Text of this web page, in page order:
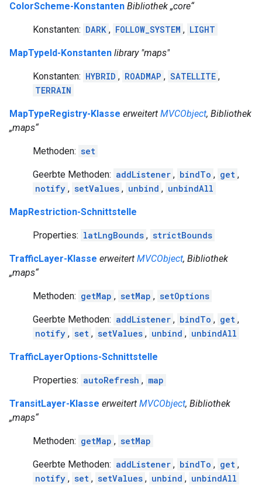
ColorScheme-Konstanten Bibliothek „core“
Konstanten: DARK , FOLLOW_SYSTEM , LIGHT
MapTypeId-Konstanten library "maps"
Konstanten: HYBRID , ROADMAP , SATELLITE ,
TERRAIN
MapTypeRegistry-Klasse erweitert MVCObject, Bibliothek
„maps“
Methoden: set
Geerbte Methoden: addListener , bindTo , get ,
notify , setValues , unbind , unbindAll
MapRestriction-Schnittstelle
Properties: latLngBounds , strictBounds
TrafficLayer-Klasse erweitert MVCObject, Bibliothek
„maps“
Methoden: getMap , setMap , setOptions
Geerbte Methoden: addListener , bindTo , get ,
notify , set , setValues , unbind , unbindAll
TrafficLayerOptions-Schnittstelle
Properties: autoRefresh , map
TransitLayer-Klasse erweitert MVCObject, Bibliothek
„maps“
Methoden: getMap , setMap
Geerbte Methoden: addListener , bindTo , get ,
notify , set , setValues , unbind , unbindAll